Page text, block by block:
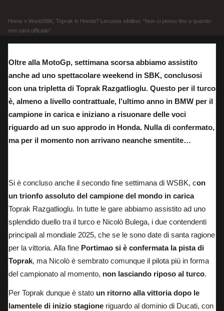
Home » WorldSBK, Toprak in Honda? Lecuona sibillino: “Non ci penso fino a quando
non sarà ufficiale”
Oltre alla MotoGp, settimana scorsa abbiamo assistito
anche ad uno spettacolare weekend in SBK, conclusosi
con una tripletta di Toprak Razgatlioglu. Questo per il turco
è, almeno a livello contrattuale, l’ultimo anno in BMW per il
campione in carica e iniziano a risuonare delle voci
riguardo ad un suo approdo in Honda. Nulla di confermato,
ma per il momento non arrivano neanche smentite…
Si è concluso anche il secondo fine settimana di WSBK, con
un trionfo assoluto del campione del mondo in carica
Toprak Razgatlioglu. In tutte le gare abbiamo assistito ad uno
splendido duello tra il turco e Nicolò Bulega, i due contendenti
principali al mondiale 2025, che se le sono date di santa ragione
per la vittoria. Alla fine Portimao si è confermata la pista di
Toprak, ma Nicolò è sembrato comunque il pilota più in forma
del campionato al momento, non lasciando riposo al turco.
Per Toprak dunque è stato un ritorno alla vittoria dopo le
lamentele di inizio stagione riguardo al dominio di Ducati, con